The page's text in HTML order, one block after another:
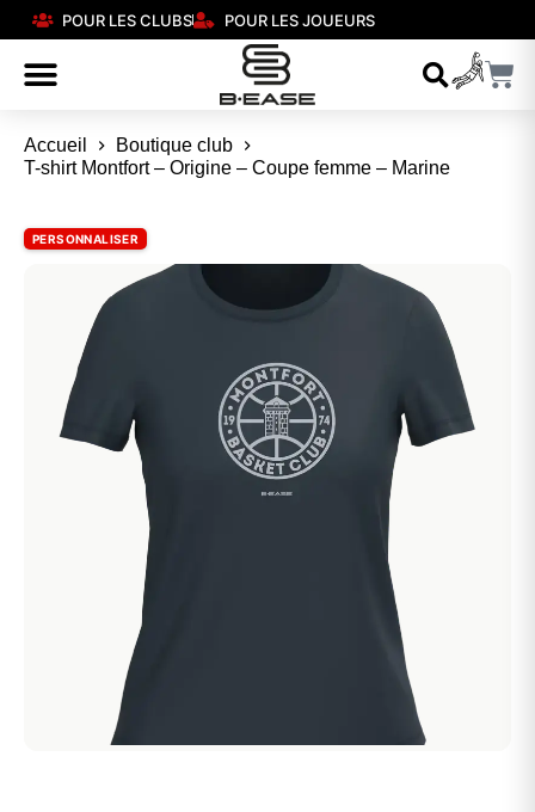
POUR LES CLUBS POUR LES JOUEURS
Accueil
Boutique club
T-shirt Montfort – Origine – Coupe femme – Marine
PERSONNALISER